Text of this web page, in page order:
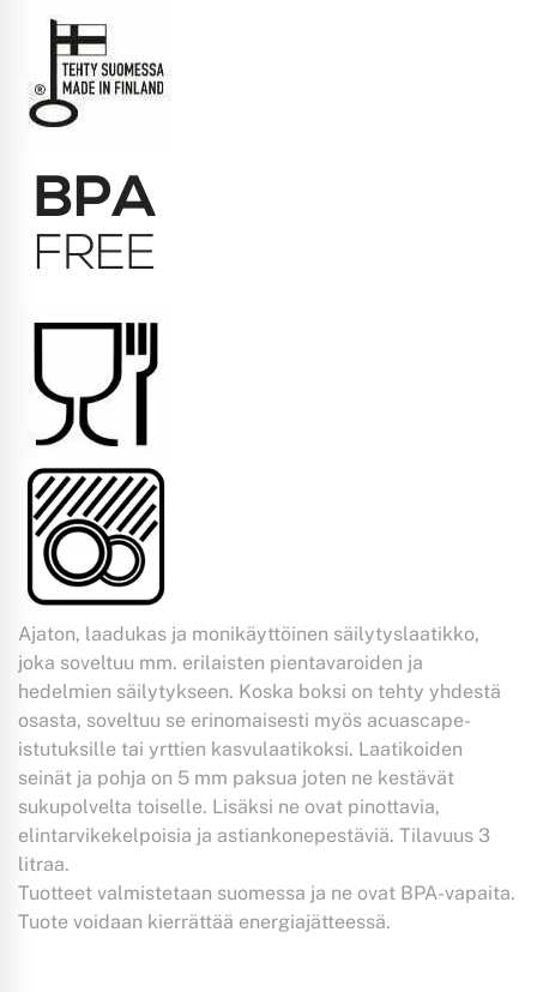
Ajaton, laadukas ja monikäyttöinen säilytyslaatikko,
joka soveltuu mm. erilaisten pientavaroiden ja
hedelmien säilytykseen. Koska boksi on tehty yhdestä
osasta, soveltuu se erinomaisesti myös acuascape-
istutuksille tai yrttien kasvulaatikoksi. Laatikoiden
seinät ja pohja on 5 mm paksua joten ne kestävät
sukupolvelta toiselle. Lisäksi ne ovat pinottavia,
elintarvikekelpoisia ja astiankonepestäviä. Tilavuus 3
litraa.
Tuotteet valmistetaan suomessa ja ne ovat BPA-vapaita.
Tuote voidaan kierrättää energiajätteessä.